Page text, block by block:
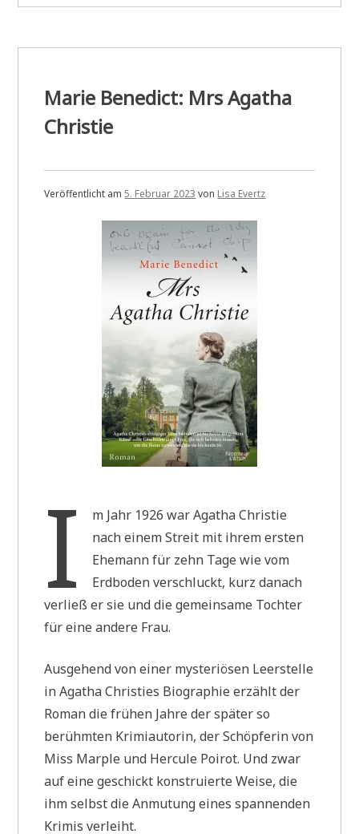
wo
Marie Benedict: Mrs Agatha
Christie
Veröffentlicht am5. Februar 2023 von Lisa Evertz
I
m Jahr 1926 war Agatha Christie
nach einem Streit mit ihrem ersten
Ehemann für zehn Tage wie vom
Erdboden verschluckt, kurz danach
verließ er sie und die gemeinsame Tochter
für eine andere Frau.
Ausgehend von einer mysteriösen Leerstelle
in Agatha Christies Biographie erzählt der
Roman die frühen Jahre der später so
berühmten Krimiautorin, der Schöpferin von
Miss Marple und Hercule Poirot. Und zwar
auf eine geschickt konstruierte Weise, die
ihm selbst die Anmutung eines spannenden
Krimis verleiht.